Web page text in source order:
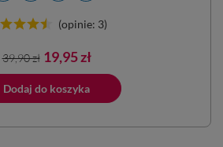
(opinie: 3)
Cena
podstawowa
39,90 zł Cena
19,95 zł
Dodaj do koszyka